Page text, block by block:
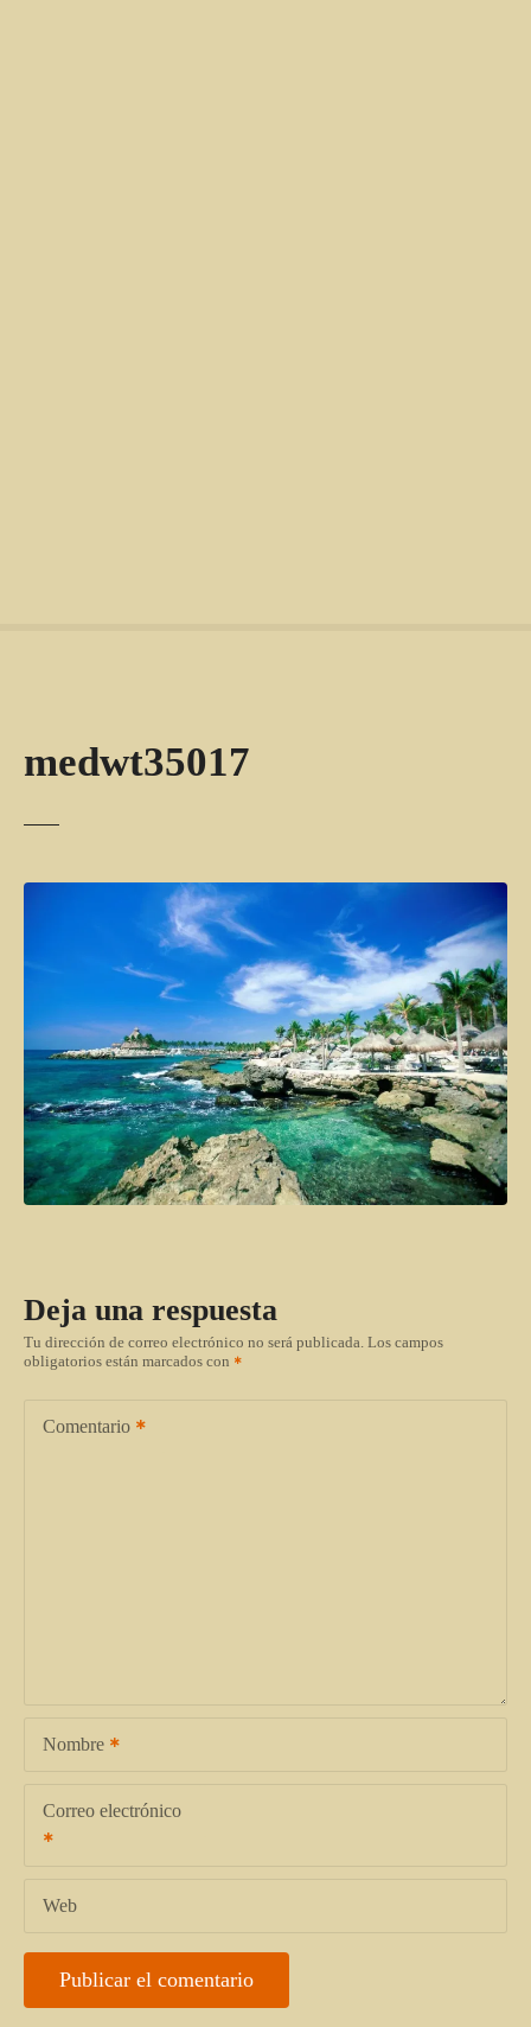
medwt35017
Deja una respuesta
Tu dirección de correo electrónico no será publicada. Los campos
obligatorios están marcados con
Comentario
Nombre
Correo electrónico
Web